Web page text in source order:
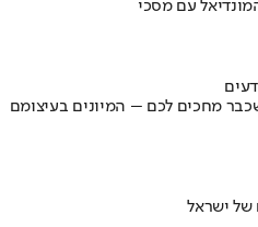
מחכים לכם – המיונים בעיצומם
של ישראל